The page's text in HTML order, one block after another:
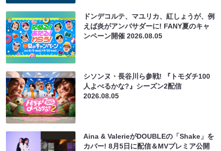
ドンデコルテ、マユリカ、紅しょうが、例
えば炎がアンバサダーに! FANY夏のキャ
ンペーン開催2026.08.05
シソンヌ・長谷川ら参戦! 『トモダチ100
人よべるかな?』シーズン2配信
2026.08.05
Aina & ValerieがDOUBLEの「Shake」を
カバー! 8月5日に配信＆MVプレミア公開